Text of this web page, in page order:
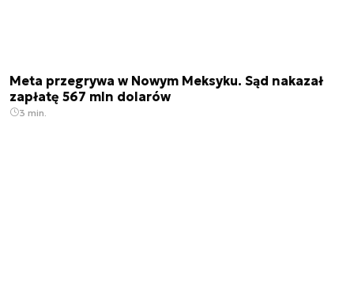
Meta przegrywa w Nowym Meksyku. Sąd nakazał
zapłatę 567 mln dolarów
3 min.